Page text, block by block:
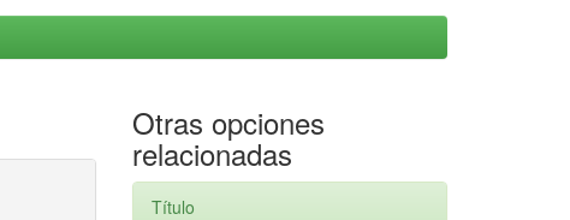
Otras opciones
relacionadas
Título